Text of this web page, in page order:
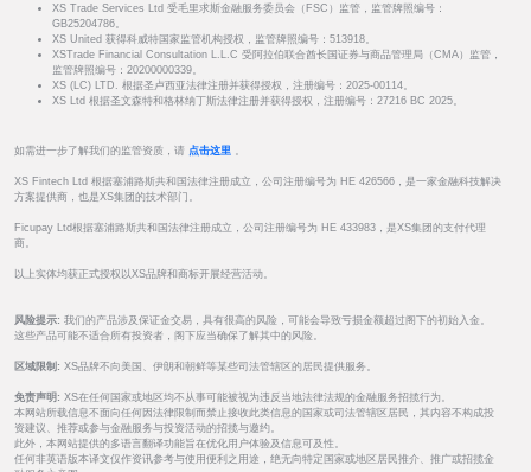
XS Trade Services Ltd 受毛里求斯金融服务委员会（FSC）监管，监管牌照编号：
GB25204786。
XS United 获得科威特国家监管机构授权，监管牌照编号：513918。
XSTrade Financial Consultation L.L.C 受阿拉伯联合酋长国证券与商品管理局（CMA）监管，
监管牌照编号：20200000339。
XS (LC) LTD. 根据圣卢西亚法律注册并获得授权，注册编号：2025-00114。
XS Ltd 根据圣文森特和格林纳丁斯法律注册并获得授权，注册编号：27216 BC 2025。
如需进一步了解我们的监管资质，请 点击这里
XS Fintech Ltd 根据塞浦路斯共和国法律注册成立，公司注册编号为 HE 426566，是一家金融科技解决
方案提供商，也是XS集团的技术部门。
Ficupay Ltd根据塞浦路斯共和国法律注册成立，公司注册编号为 HE 433983，是XS集团的支付代理
商。
以上实体均获正式授权以XS品牌和商标开展经营活动。
风险提示: 我们的产品涉及保证金交易，具有很高的风险，可能会导致亏损金额超过阁下的初始入金。
这些产品可能不适合所有投资者，阁下应当确保了解其中的风险。
区域限制: XS品牌不向美国、伊朗和朝鲜等某些司法管辖区的居民提供服务。
免责声明: XS在任何国家或地区均不从事可能被视为违反当地法律法规的金融服务招揽行为。
本网站所载信息不面向任何因法律限制而禁止接收此类信息的国家或司法管辖区居民，其内容不构成投
资建议、推荐或参与金融服务与投资活动的招揽与邀约。
此外，本网站提供的多语言翻译功能旨在优化用户体验及信息可及性。
任何非英语版本译文仅作资讯参考与使用便利之用途，绝无向特定国家或地区居民推介、推广或招揽金